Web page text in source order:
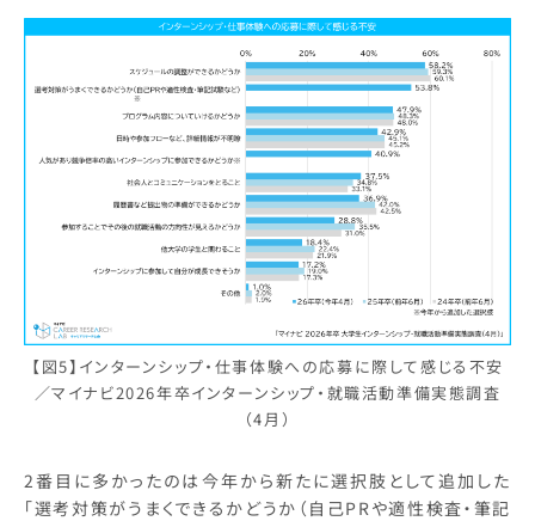
【図5】インターンシップ・仕事体験への応募に際して感じる不安
／マイナビ2026年卒インターンシップ・就職活動準備実態調査
（4月）
2番目に多かったのは今年から新たに選択肢として追加した
「選考対策がうまくできるかどうか（自己PRや適性検査・筆記